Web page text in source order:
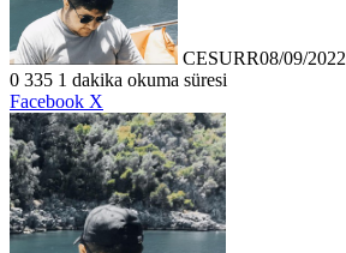
CESURR08/09/2022
0 335 1 dakika okuma süresi
Facebook X
Posta
ile
paylaş